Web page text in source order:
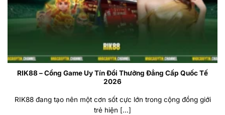
RIK88 – Cổng Game Uy Tín Đổi Thưởng Đẳng Cấp Quốc Tế
2026
RIK88 đang tạo nên một cơn sốt cực lớn trong cộng đồng giới
trẻ hiện [...]